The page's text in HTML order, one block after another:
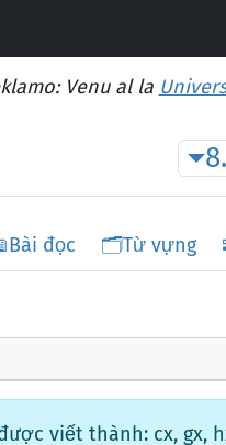
Venu al la
8.
Bài đọc 🗂️Từ vựng
viết thành: cx, gx,